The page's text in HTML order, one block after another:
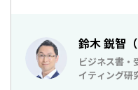
鈴木 鋭智
ビジネス書・
イティング